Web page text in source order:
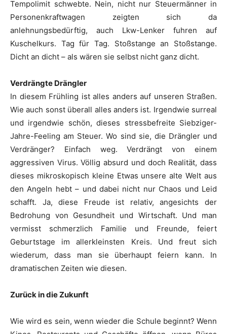
Tempolimit schwebte. Nein, nicht nur Steuermänner in
Personenkraftwagen zeigten sich da
anlehnungsbedürftig, auch Lkw-Lenker fuhren auf
Kuschelkurs. Tag für Tag. Stoßstange an Stoßstange.
Dicht an dicht – als wären sie selbst nicht ganz dicht.
Verdrängte Drängler
In diesem Frühling ist alles anders auf unseren Straßen.
Wie auch sonst überall alles anders ist. Irgendwie surreal
und irgendwie schön, dieses stressbefreite Siebziger-
Jahre-Feeling am Steuer. Wo sind sie, die Drängler und
Verdränger? Einfach weg. Verdrängt von einem
aggressiven Virus. Völlig absurd und doch Realität, dass
dieses mikroskopisch kleine Etwas unsere alte Welt aus
den Angeln hebt – und dabei nicht nur Chaos und Leid
schafft. Ja, diese Freude ist relativ, angesichts der
Bedrohung von Gesundheit und Wirtschaft. Und man
vermisst schmerzlich Familie und Freunde, feiert
Geburtstage im allerkleinsten Kreis. Und freut sich
wiederum, dass man sie überhaupt feiern kann. In
dramatischen Zeiten wie diesen.
Zurück in die Zukunft
Wie wird es sein, wenn wieder die Schule beginnt? Wenn